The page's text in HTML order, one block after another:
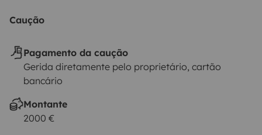
Caução
Pagamento da caução
Gerida diretamente pelo proprietário, cartão
bancário
Montante
2000 €